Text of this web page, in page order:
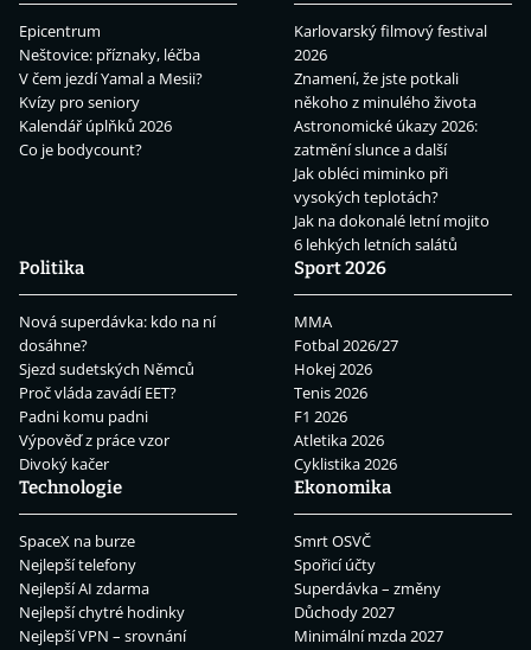
Epicentrum
Neštovice: příznaky, léčba
V čem jezdí Yamal a Mesii?
Kvízy pro seniory
Kalendář úplňků 2026
Co je bodycount?
Karlovarský filmový festival
2026
Znamení, že jste potkali
někoho z minulého života
Astronomické úkazy 2026:
zatmění slunce a další
Jak obléci miminko při
vysokých teplotách?
Jak na dokonalé letní mojito
6 lehkých letních salátů
Politika
Nová superdávka: kdo na ní
dosáhne?
Sjezd sudetských Němců
Proč vláda zavádí EET?
Padni komu padni
Výpověď z práce vzor
Divoký kačer
Sport 2026
MMA
Fotbal 2026/27
Hokej 2026
Tenis 2026
F1 2026
Atletika 2026
Cyklistika 2026
Technologie
SpaceX na burze
Nejlepší telefony
Nejlepší AI zdarma
Nejlepší chytré hodinky
Nejlepší VPN – srovnání
Ekonomika
Smrt OSVČ
Spořicí účty
Superdávka – změny
Důchody 2027
Minimální mzda 2027